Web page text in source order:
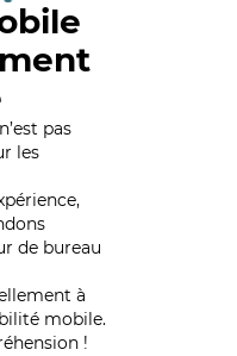
pas
les
de bureau
à
mobile.
!